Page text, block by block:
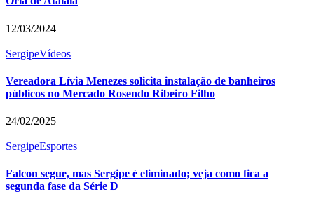
12/03/2024
SergipeVídeos
Vereadora Lívia Menezes solicita instalação de banheiros
públicos no Mercado Rosendo Ribeiro Filho
24/02/2025
SergipeEsportes
Falcon segue, mas Sergipe é eliminado; veja como fica a
segunda fase da Série D